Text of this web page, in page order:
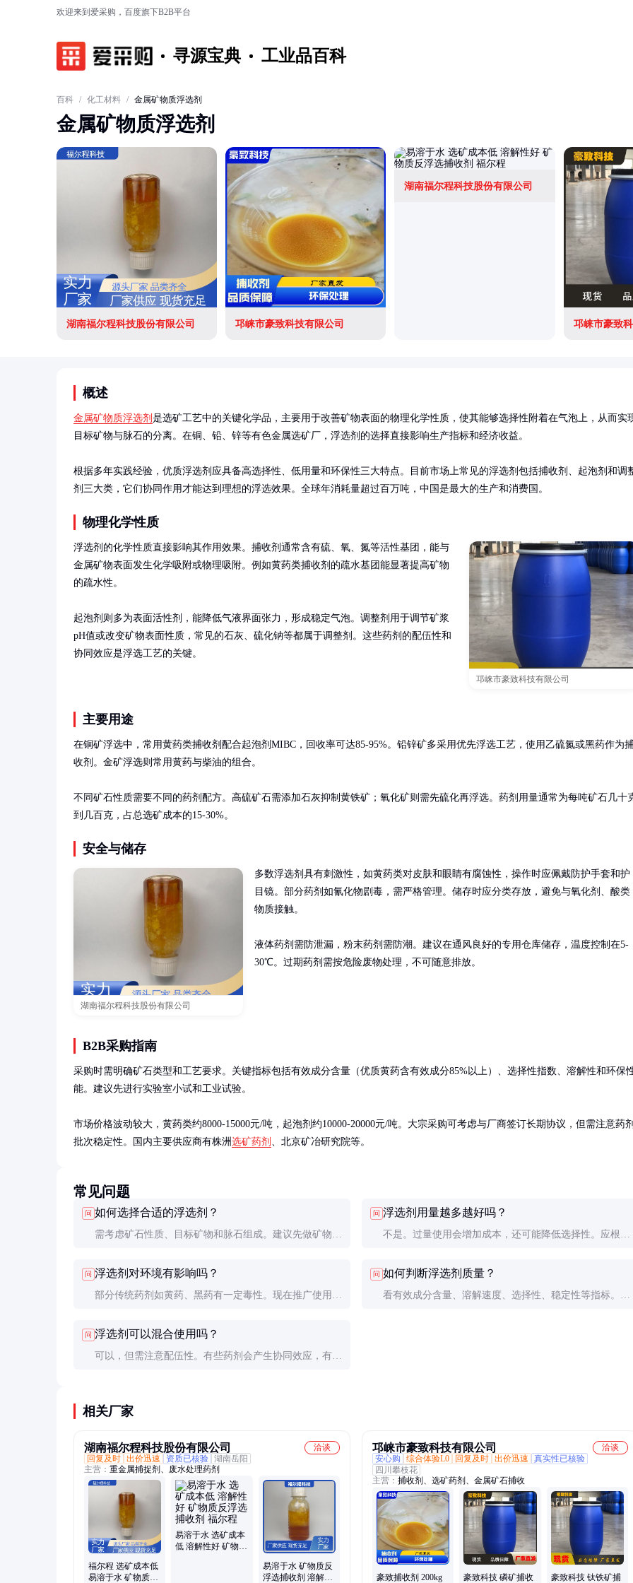
欢迎来到爱采购，百度旗下B2B平台
寻源宝典 工业品百科
百科 / 化工材料 / 金属矿物质浮选剂
金属矿物质浮选剂
湖南福尔程科技股份有限公司 邛崃市豪致科技有限公司
湖南福尔程科技股份有限公司
邛崃市豪致
概述
金属矿物质浮选剂 是选矿工艺中的关键化学品，主要用于改善矿物表面的物理化学性质，使其能够选择性附着在气泡上，从而实
目标矿物与脉石的分离。在铜、铅、锌等有色金属选矿厂，浮选剂的选择直接影响生产指标和经济收益。
根据多年实践经验，优质浮选剂应具备高选择性、低用量和环保性三大特点。目前市场上常见的浮选剂包括捕收剂、起泡剂和调
剂三大类，它们协同作用才能达到理想的浮选效果。全球年消耗量超过百万吨，中国是最大的生产和消费国。
物理化学性质
邛崃市豪致科技有限公司
浮选剂的化学性质直接影响其作用效果。捕收剂通常含有硫、氧、氮等活性基团，能与
金属矿物表面发生化学吸附或物理吸附。例如黄药类捕收剂的疏水基团能显著提高矿物
的疏水性。
起泡剂则多为表面活性剂，能降低气液界面张力，形成稳定气泡。调整剂用于调节矿浆
pH值或改变矿物表面性质，常见的石灰、硫化钠等都属于调整剂。这些药剂的配伍性和
协同效应是浮选工艺的关键。
主要用途
在铜矿浮选中，常用黄药类捕收剂配合起泡剂MIBC，回收率可达85-95%。铅锌矿多采用优先浮选工艺，使用乙硫氮或黑药作为
收剂。金矿浮选则常用黄药与柴油的组合。
不同矿石性质需要不同的药剂配方。高硫矿石需添加石灰抑制黄铁矿；氧化矿则需先硫化再浮选。药剂用量通常为每吨矿石几十
到几百克，占总选矿成本的15-30%。
安全与储存
湖南福尔程科技股份有限公司
多数浮选剂具有刺激性，如黄药类对皮肤和眼睛有腐蚀性，操作时应佩戴防护手套和护
目镜。部分药剂如氰化物剧毒，需严格管理。储存时应分类存放，避免与氧化剂、酸类
物质接触。
液体药剂需防泄漏，粉末药剂需防潮。建议在通风良好的专用仓库储存，温度控制在5-
30℃。过期药剂需按危险废物处理，不可随意排放。
B2B采购指南
采购时需明确矿石类型和工艺要求。关键指标包括有效成分含量（优质黄药含有效成分85%以上）、选择性指数、溶解性和环保
能。建议先进行实验室小试和工业试验。
市场价格波动较大，黄药类约8000-15000元/吨，起泡剂约10000-20000元/吨。大宗采购可考虑与厂商签订长期协议，但需注意药
批次稳定性。国内主要供应商有株洲选矿药剂 、北京矿冶研究院等。
常见问题
问 如何选择合适的浮选剂？
需考虑矿石性质、目标矿物和脉石组成。建议先做矿物学
问 浮选剂用量越多越好吗？
不是。过量使用会增加成本，还可能降低选择性。应根据
问 浮选剂对环境有影响吗？
部分传统药剂如黄药、黑药有一定毒性。现在推广使用环
问 如何判断浮选剂质量？
看有效成分含量、溶解速度、选择性、稳定性等指标。建
问 浮选剂可以混合使用吗？
可以，但需注意配伍性。有些药剂会产生协同效应，有些
相关厂家
湖南福尔程科技股份有限公司
洽谈
回复及时 出价迅速 资质已核验 湖南岳阳
主营： 重金属捕捉剂、废水处理药剂
福尔程 选矿成本低
易溶于水 矿物质反
易溶于水 选矿成本
低 溶解性好 矿物质
易溶于水 矿物质反
浮选捕收剂 溶解性
邛崃市豪致科技有限公司
洽谈
安心购
综合体验L0 回复及时 出价迅速
真实性已核验
四川攀枝花
主营： 捕收剂、选矿药剂、金属矿石捕收
豪致捕收剂 200kg 豪致科技 磷矿捕收 豪致科技 钛铁矿捕